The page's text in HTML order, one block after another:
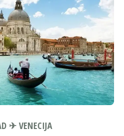
✈ VENECIJA